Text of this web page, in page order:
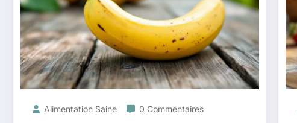
Alimentation Saine 0 Commentaires